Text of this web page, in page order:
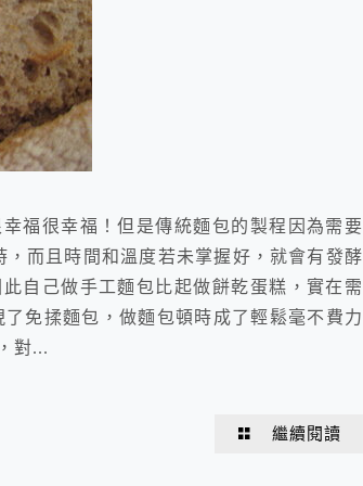
福很幸福！但是傳統麵包的製程因為需要
而且時間和溫度若未掌握好，就會有發酵
自己做手工麵包比起做餅乾蛋糕，實在需
免揉麵包，做麵包頓時成了輕鬆毫不費力
對...
繼續閱讀